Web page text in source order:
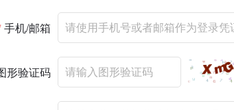
手机/邮箱
形验证码